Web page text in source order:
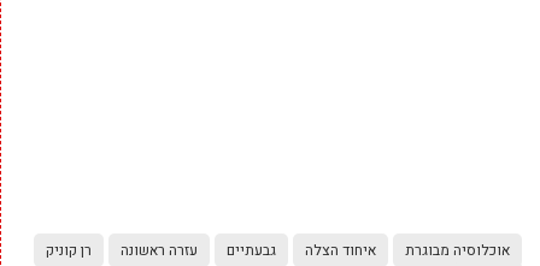
אוכלוסיה מבוגרת איחוד הצלה גבעתיים עזרה ראשונה
רן קוניק